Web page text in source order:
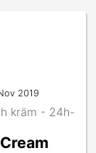
2019
kräm - 24h-